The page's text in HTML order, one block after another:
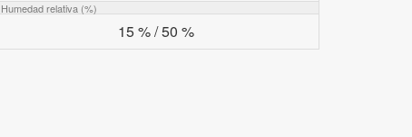
Humedad relativa (%)
15 % / 50 %